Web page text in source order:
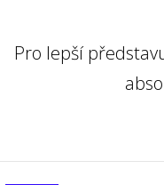
Pro lepší